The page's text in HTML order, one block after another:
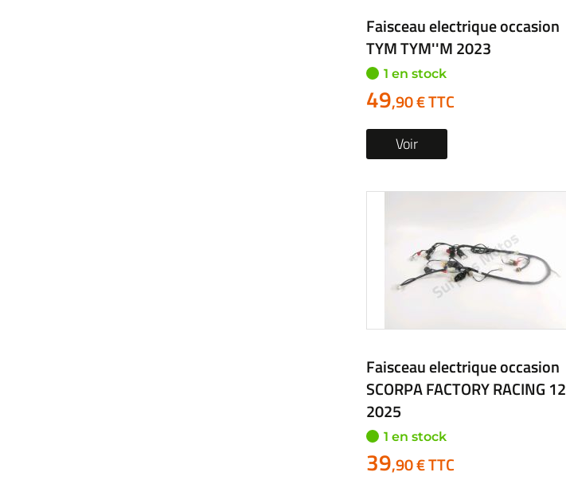
Faisceau electrique occasion
TYM TYM''M 2023
1 en stock
49,90 € TTC
Voir
Faisceau electrique occasion
SCORPA FACTORY RACING 12
2025
1 en stock
39,90 € TTC